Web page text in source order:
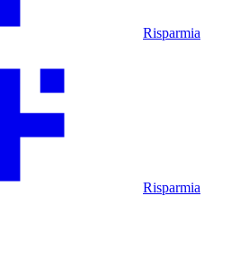
Risparmia
Risparmia